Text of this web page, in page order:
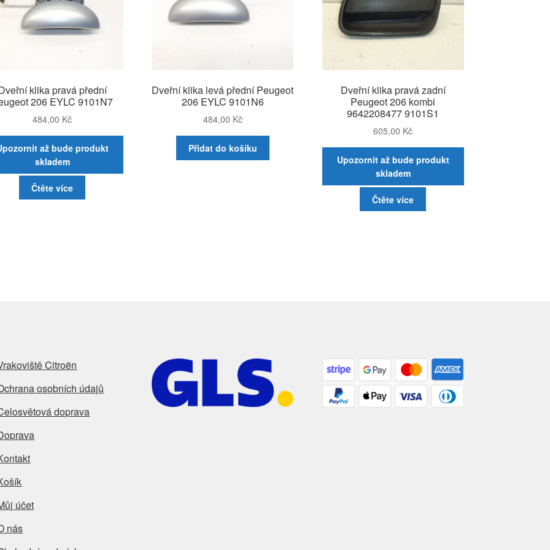
klika pravá přední
206 EYLC 9101N7
484,00 Kč
až bude produkt
skladem
Čtěte více
Dveřní klika levá přední Peugeot
206 EYLC 9101N6
484,00 Kč
Přidat do košíku
Dveřní klika pravá zadní
Peugeot 206 kombi
9642208477 9101S1
605,00 Kč
Upozornit až bude produkt
skladem
Čtěte více
Citroën
osobních údajů
doprava
účet
nás